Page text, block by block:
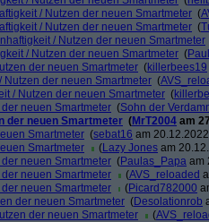
/ Nutzen der neuen Smartmeter (
/ Nutzen der neuen Smartmeter (
/ Nutzen der neuen Smartmeter
/ Nutzen der neuen Smartmeter (
der neuen Smartmeter (killerbees19
Nutzen der neuen Smartmeter (
/ Nutzen der neuen Smartmeter (
neuen Smartmeter (Sohn der
der neuen Smartmeter (MrT2004 am
Smartmeter (sebat16 am
Smartmeter
(Lazy Jones am
neuen Smartmeter (Paulas_Papa am
neuen Smartmeter
(AVS_reloaded
neuen Smartmeter
(Picard782000
der neuen Smartmeter (Desolationrob
der neuen Smartmeter
(